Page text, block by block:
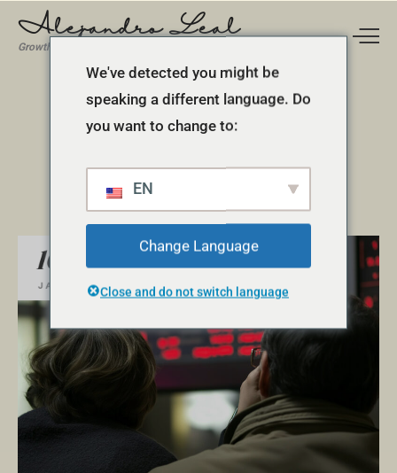
Alejandro Leal
Growth Manager
Crecimiento
10
JAN
We've detected you might be
speaking a different language. Do
you want to change to:
EN
Change Language
Close and do not switch language